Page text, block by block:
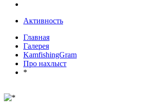
Активность
Главная
Галерея
KamfishingGram
Про нахлыст
*